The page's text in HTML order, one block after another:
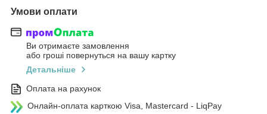
Умови оплати
Ви отримаєте замовлення
або гроші повернуться на вашу картку
Детальніше
Оплата на рахунок
Онлайн-оплата карткою Visa, Mastercard - LiqPay